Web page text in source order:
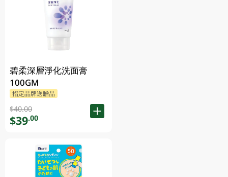
碧柔深層淨化洗面膏
100GM
指定品牌送贈品
$40.00
$39.00